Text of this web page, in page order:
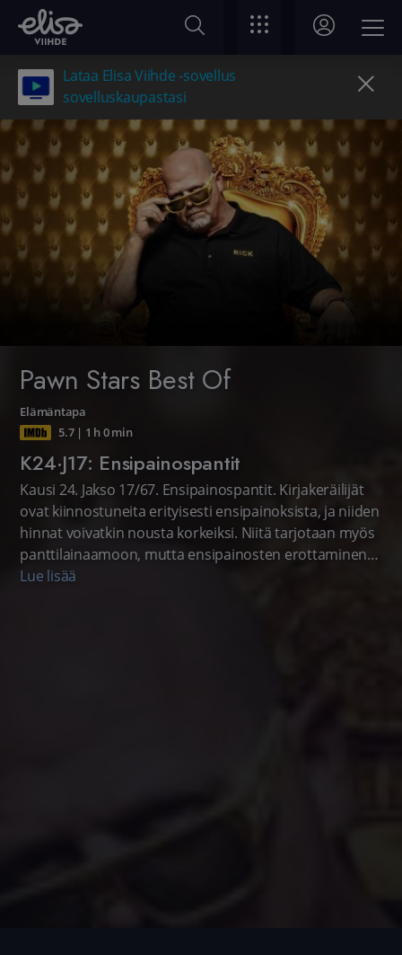
Lataa Elisa Viihde -sovellus
sovelluskaupastasi
Pawn Stars Best Of
Elämäntapa
5.7| 1 h 0 min
K24·J17: Ensipainospantit
Kausi 24. Jakso 17/67. Ensipainospantit. Kirjakeräilijät
ovat kiinnostuneita erityisesti ensipainoksista, ja niiden
hinnat voivatkin nousta korkeiksi. Niitä tarjotaan myös
panttilainaamoon, mutta ensipainosten erottaminen
vaatii asiantuntemusta, eikä pettymyksiltäkään aina
Lue lisää